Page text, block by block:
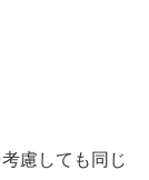
慮しても同じ